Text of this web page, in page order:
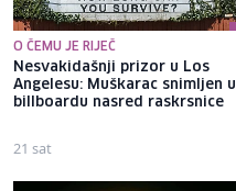
O ČEMU JE RIJEČ
Nesvakidašnji prizor u Los
Angelesu: Muškarac snimljen u
billboardu nasred raskrsnice
21 sat